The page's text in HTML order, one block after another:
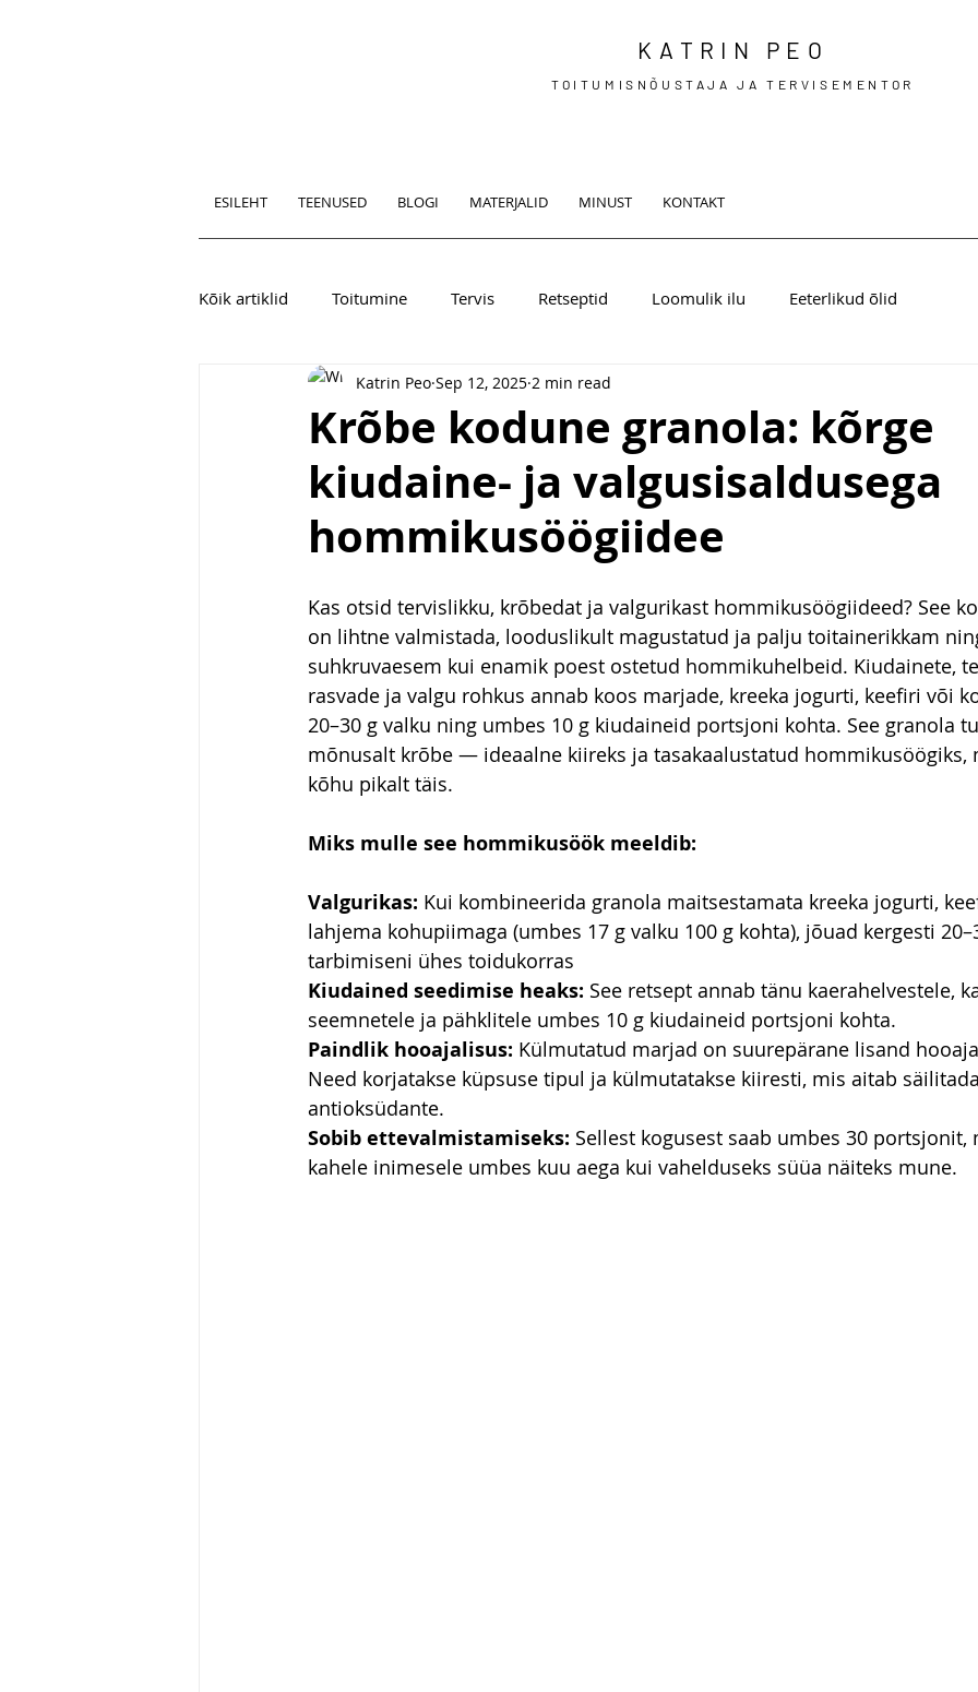
KATRIN PEO
TOITUMISNÕUSTAJA JA TERVISEMENTOR
ESILEHT TEENUSED BLOGI MATERJALID MINUST KONTAKT
Kõik artiklid Toitumine Tervis Retseptid Loomulik ilu Eeterlikud õlid
Krõbe kodune granola: kõrge
kiudaine- ja valgusisaldusega
hommikusöögiidee
Katrin Peo Sep 12, 2025 2 min read
Kas otsid tervislikku, krõbedat ja valgurikast hommikusöögiideed? See
on lihtne valmistada, looduslikult magustatud ja palju toitainerikkam
suhkruvaesem kui enamik poest ostetud hommikuhelbeid. Kiudainete,
rasvade ja valgu rohkus annab koos marjade, kreeka jogurti, keefiri või
20–30 g valku ning umbes 10 g kiudaineid portsjoni kohta. See granola
mõnusalt krõbe — ideaalne kiireks ja tasakaalustatud hommikusöögiks,
kõhu pikalt täis.
Miks mulle see hommikusöök meeldib:
Valgurikas: Kui kombineerida granola maitsestamata kreeka jogurti,
lahjema kohupiimaga (umbes 17 g valku 100 g kohta), jõuad kergesti
tarbimiseni ühes toidukorras
Kiudained seedimise heaks: See retsept annab tänu kaerahelvestele,
seemnetele ja pähklitele umbes 10 g kiudaineid portsjoni kohta.
Paindlik hooajalisus: Külmutatud marjad on suurepärane lisand
Need korjatakse küpsuse tipul ja külmutatakse kiiresti, mis aitab
antioksüdante.
Sobib ettevalmistamiseks: Sellest kogusest saab umbes 30 portsjonit,
kahele inimesele umbes kuu aega kui vahelduseks süüa näiteks mune.